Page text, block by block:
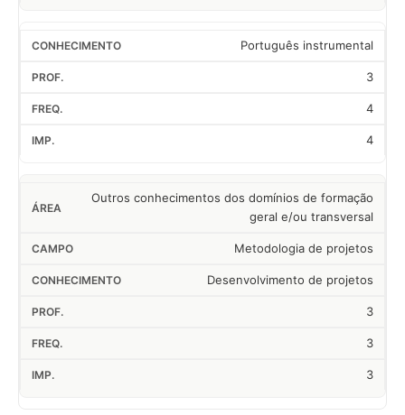
Português instrumental
3
4
4
Outros conhecimentos dos domínios de formação
geral e/ou transversal
Metodologia de projetos
Desenvolvimento de projetos
3
3
3